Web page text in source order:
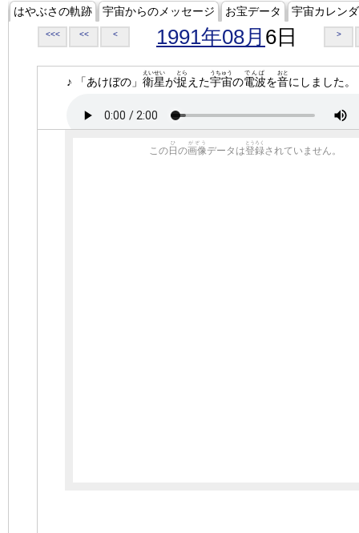
はやぶさの軌跡 宇宙からのメッセージ お宝データ 宇宙カレン
<<< << < 1991年08月 6日 >
♪ 「あけぼの」 衛星
えいせい
が捉
とら
えた宇宙
うちゅう
の電波
でんぱ
を音
おと
にしました。
この 日
ひ
の画像
がぞう
データは登録
とうろく
されていません。